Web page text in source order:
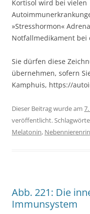
Kortisol wird bei vielen
»Stresshormon«
Notfallmedikament
Sie dürfen diese
übernehmen, sofern
Kamphuis, https://
Dieser Beitrag wurde am
veröffentlicht.
Melatonin,
Abb. 221: Die
Immunsystem